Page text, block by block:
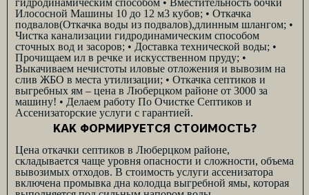
Илососной Машины 10 до 12 м3кубов; • Откачка
подвалов(Откачка воды из подвалов),длинным шлангом; •
Чистка канализации гидродинамическим способом
сточных вод и засоров; • Доставка технической воды; •
Прочищаем ил в речке и искусственном пруду; •
Выкачиваем нечистоты иловые отложения и вывозим на
слив ЖБО в места утилизации; • Откачка септиков и
выгребных ям – цена в Люберцком районеот 3000 за
машину! • Делаем работу По Очистке Септиков и
Ассенизаторские услуги с гарантией.
КАК ФОРМИРУЕТСЯ СТОИМОСТЬ?
Цена откачки септиков в Люберцком районе,
складывается чаще уровня опасности и сложности, объема
вывозимых отходов. В стоимость услуги ассенизатора
включена промывка дна колодца выгребной ямы, которая